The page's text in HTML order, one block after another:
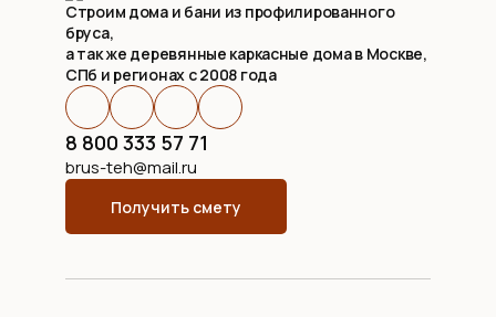
Строим дома и бани из профилированного
бруса,
а так же деревянные каркасные дома в Москве,
СПб и регионах с 2008 года
8 800 333 57 71
brus-teh@mail.ru
Получить смету